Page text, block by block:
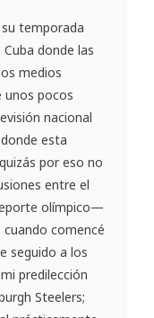
temporada
donde las
medios
unos pocos
nacional
esta
por eso no
entre el
olímpico—
comencé
seguido a los
predilección
Steelers;